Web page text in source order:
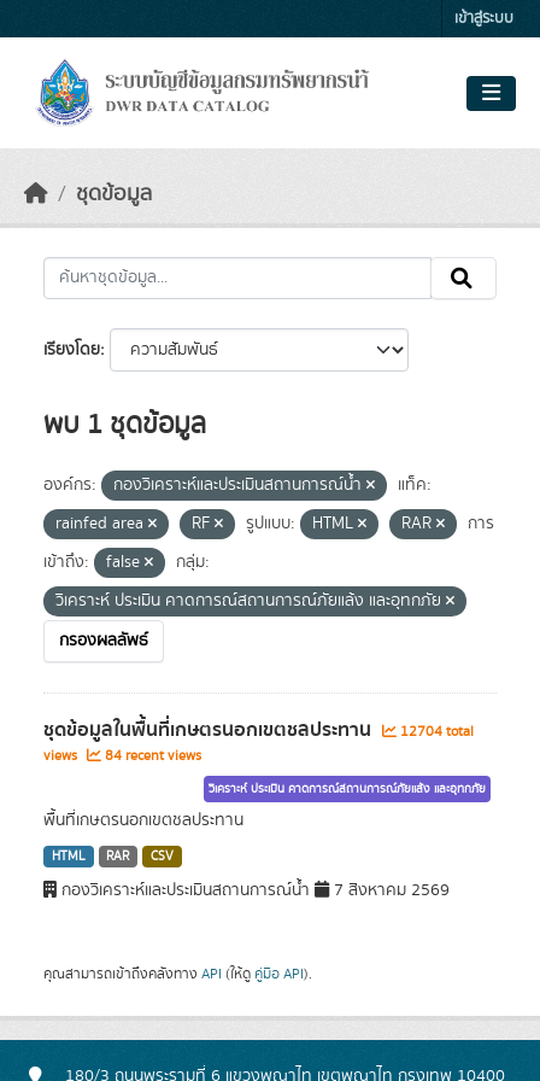
เข้าสู่ระบบ
ชุดข้อมูล
เรียงโดย
พบ 1 ชุดข้อมูล
องค์กร: กองวิเคราะห์และประเมินสถานการณ์น้ำ
แท็ค:
rainfed area
RF รูปแบบ: HTML RAR
การ
เข้าถึง:
false
กลุ่ม:
วิเคราะห์ ประเมิน คาดการณ์สถานการณ์ภัยแล้ง และอุทกภัย
กรองผลลัพธ์
ชุดข้อมูลในพื้นที่เกษตรนอกเขตชลประทาน
12704 total
views
84 recent views
วิเคราะห์ ประเมิน คาดการณ์สถานการณ์ภัยแล้ง และอุทกภัย
พื้นที่เกษตรนอกเขตชลประทาน
HTML RAR CSV
กองวิเคราะห์และประเมินสถานการณ์น้ำ 7 สิงหาคม 2569
คุณสามารถเข้าถึงคลังทาง API (ให้ดู คู่มือ API).
180/3 ถนนพระรามที่ 6 แขวงพญาไท เขตพญาไท กรุงเทพ 10400